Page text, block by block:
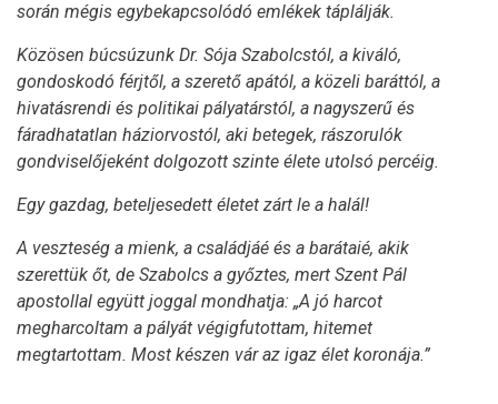
során mégis egybekapcsolódó emlékek táplálják.
Közösen búcsúzunk Dr. Sója Szabolcstól, a kiváló,
gondoskodó férjtől, a szerető apától, a közeli baráttól, a
hivatásrendi és politikai pályatárstól, a nagyszerű és
fáradhatatlan háziorvostól, aki betegek, rászorulók
gondviselőjeként dolgozott szinte élete utolsó percéig.
Egy gazdag, beteljesedett életet zárt le a halál!
A veszteség a mienk, a családjáé és a barátaié, akik
szerettük őt, de Szabolcs a győztes, mert Szent Pál
apostollal együtt joggal mondhatja: „A jó harcot
megharcoltam a pályát végigfutottam, hitemet
megtartottam. Most készen vár az igaz élet koronája.”